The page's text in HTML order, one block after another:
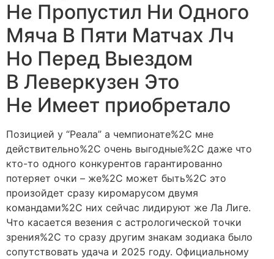
Не Пропустил Ни Одного
Мяча В Пяти Матчах Лч
Но Перед Выездом
В Леверкузен Это
Не Имеет приобретало
Позицией у “Реала” а чемпионате%2C мне
действительно%2C очень выгодные%2C даже что
кто-то одного конкурентов гарантированно
потеряет очки – же%2C может быть%2C это
произойдет сразу киромарусом двумя
командами%2C них сейчас лидируют же Ла Лиге.
Что касается везения с астрологической точки
зрения%2C то сразу другим знакам зодиака было
сопутствовать удача и 2025 году. Официальному